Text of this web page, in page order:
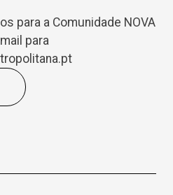
para a Comunidade NOVA
para